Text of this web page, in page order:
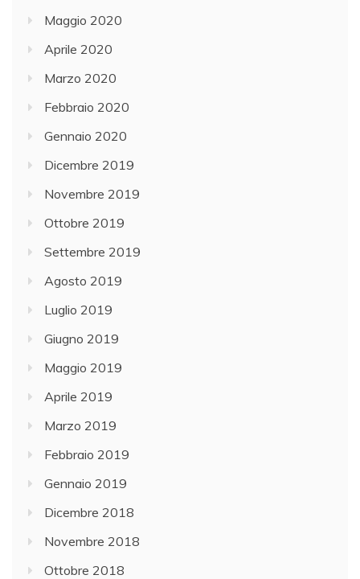
Maggio 2020
Aprile 2020
Marzo 2020
Febbraio 2020
Gennaio 2020
Dicembre 2019
Novembre 2019
Ottobre 2019
Settembre 2019
Agosto 2019
Luglio 2019
Giugno 2019
Maggio 2019
Aprile 2019
Marzo 2019
Febbraio 2019
Gennaio 2019
Dicembre 2018
Novembre 2018
Ottobre 2018